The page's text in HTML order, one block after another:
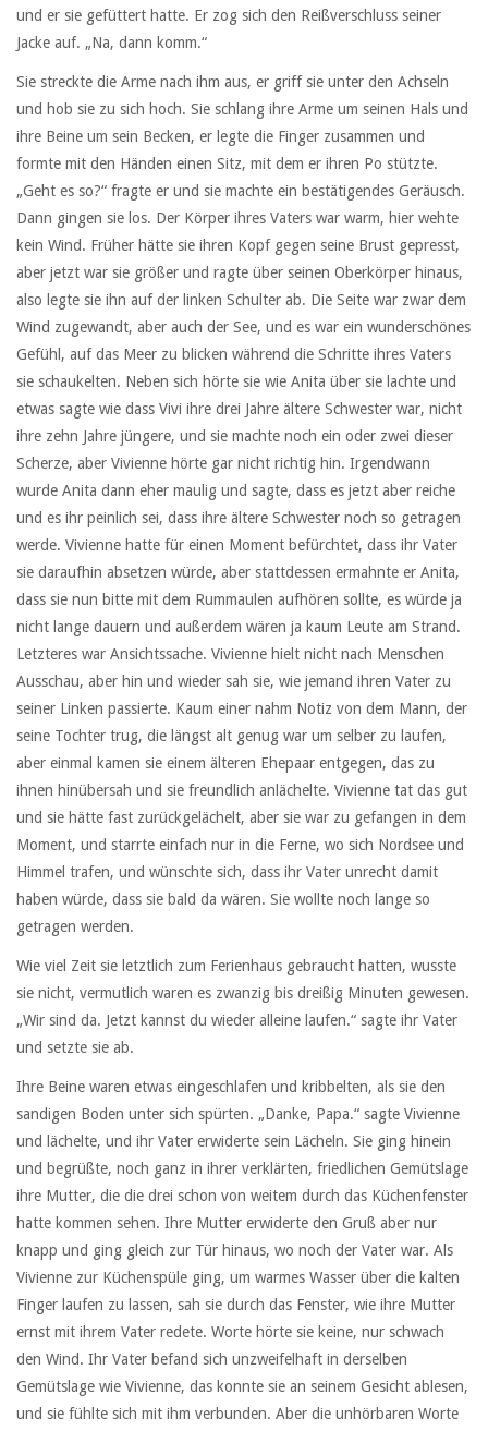
und er sie gefüttert hatte. Er zog sich den Reißverschluss seiner
Jacke auf. „Na, dann komm.“
Sie streckte die Arme nach ihm aus, er griff sie unter den Achseln
und hob sie zu sich hoch. Sie schlang ihre Arme um seinen Hals und
ihre Beine um sein Becken, er legte die Finger zusammen und
formte mit den Händen einen Sitz, mit dem er ihren Po stützte.
„Geht es so?“ fragte er und sie machte ein bestätigendes Geräusch.
Dann gingen sie los. Der Körper ihres Vaters war warm, hier wehte
kein Wind. Früher hätte sie ihren Kopf gegen seine Brust gepresst,
aber jetzt war sie größer und ragte über seinen Oberkörper hinaus,
also legte sie ihn auf der linken Schulter ab. Die Seite war zwar dem
Wind zugewandt, aber auch der See, und es war ein wunderschönes
Gefühl, auf das Meer zu blicken während die Schritte ihres Vaters
sie schaukelten. Neben sich hörte sie wie Anita über sie lachte und
etwas sagte wie dass Vivi ihre drei Jahre ältere Schwester war, nicht
ihre zehn Jahre jüngere, und sie machte noch ein oder zwei dieser
Scherze, aber Vivienne hörte gar nicht richtig hin. Irgendwann
wurde Anita dann eher maulig und sagte, dass es jetzt aber reiche
und es ihr peinlich sei, dass ihre ältere Schwester noch so getragen
werde. Vivienne hatte für einen Moment befürchtet, dass ihr Vater
sie daraufhin absetzen würde, aber stattdessen ermahnte er Anita,
dass sie nun bitte mit dem Rummaulen aufhören sollte, es würde ja
nicht lange dauern und außerdem wären ja kaum Leute am Strand.
Letzteres war Ansichtssache. Vivienne hielt nicht nach Menschen
Ausschau, aber hin und wieder sah sie, wie jemand ihren Vater zu
seiner Linken passierte. Kaum einer nahm Notiz von dem Mann, der
seine Tochter trug, die längst alt genug war um selber zu laufen,
aber einmal kamen sie einem älteren Ehepaar entgegen, das zu
ihnen hinübersah und sie freundlich anlächelte. Vivienne tat das gut
und sie hätte fast zurückgelächelt, aber sie war zu gefangen in dem
Moment, und starrte einfach nur in die Ferne, wo sich Nordsee und
Himmel trafen, und wünschte sich, dass ihr Vater unrecht damit
haben würde, dass sie bald da wären. Sie wollte noch lange so
getragen werden.
Wie viel Zeit sie letztlich zum Ferienhaus gebraucht hatten, wusste
sie nicht, vermutlich waren es zwanzig bis dreißig Minuten gewesen.
„Wir sind da. Jetzt kannst du wieder alleine laufen.“ sagte ihr Vater
und setzte sie ab.
Ihre Beine waren etwas eingeschlafen und kribbelten, als sie den
sandigen Boden unter sich spürten. „Danke, Papa.“ sagte Vivienne
und lächelte, und ihr Vater erwiderte sein Lächeln. Sie ging hinein
und begrüßte, noch ganz in ihrer verklärten, friedlichen Gemütslage
ihre Mutter, die die drei schon von weitem durch das Küchenfenster
hatte kommen sehen. Ihre Mutter erwiderte den Gruß aber nur
knapp und ging gleich zur Tür hinaus, wo noch der Vater war. Als
Vivienne zur Küchenspüle ging, um warmes Wasser über die kalten
Finger laufen zu lassen, sah sie durch das Fenster, wie ihre Mutter
ernst mit ihrem Vater redete. Worte hörte sie keine, nur schwach
den Wind. Ihr Vater befand sich unzweifelhaft in derselben
Gemütslage wie Vivienne, das konnte sie an seinem Gesicht ablesen,
und sie fühlte sich mit ihm verbunden. Aber die unhörbaren Worte